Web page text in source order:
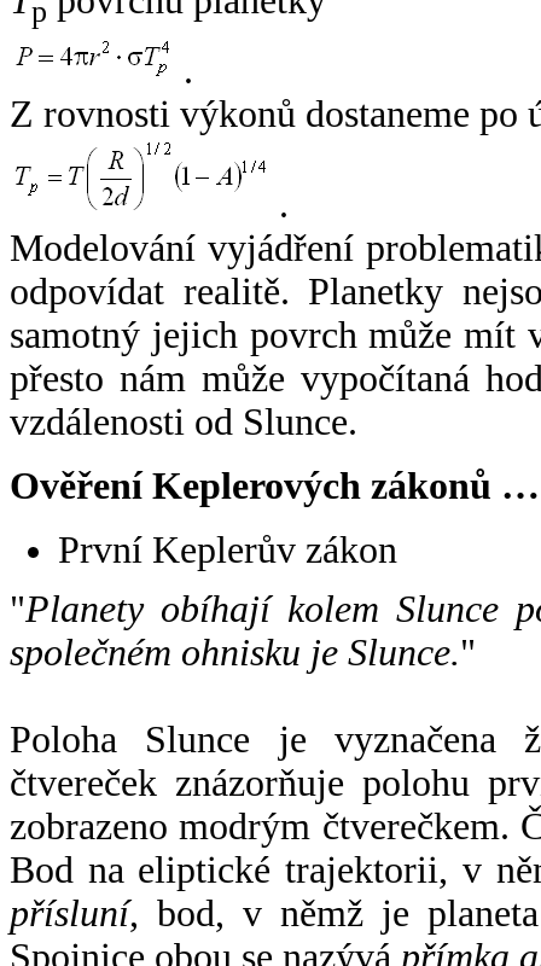
p
.
Z rovnosti výkonů dostaneme po
.
Modelování vyjádření
odpovídat realitě. Planetky
samotný jejich povrch může mít
přesto nám může vypočítaná
vzdálenosti od Slunce.
Ověření Keplerových zákonů …
První Keplerův zákon
"Planety obíhají kolem Slunce
společném ohnisku je Slunce."
Poloha Slunce je vyznačena
čtvereček znázorňuje polohu
zobrazeno modrým čtverečkem.
Bod na eliptické trajektorii, v
přísluní, bod, v němž je
Spojnice obou se nazývá přímka